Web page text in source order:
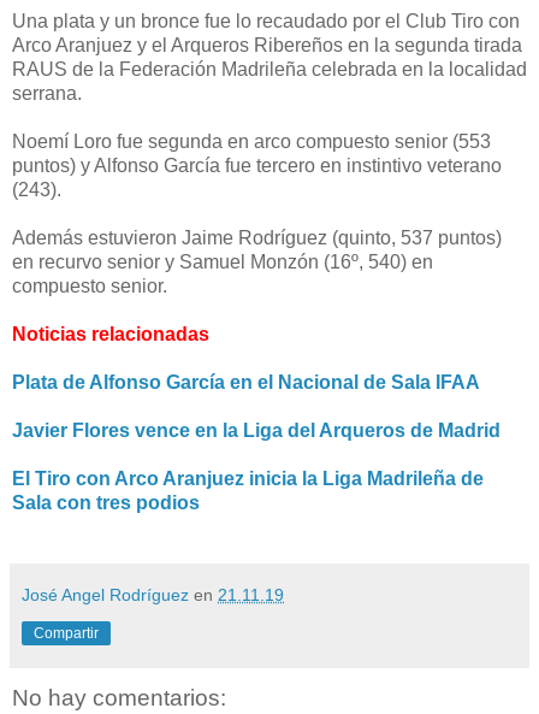
Una plata y un bronce fue lo recaudado por el Club Tiro con
Arco Aranjuez y el Arqueros Ribereños en la segunda tirada
RAUS de la Federación Madrileña celebrada en la localidad
serrana.
Noemí Loro fue segunda en arco compuesto senior (553
puntos) y Alfonso García fue tercero en instintivo veterano
(243).
Además estuvieron Jaime Rodríguez (quinto, 537 puntos)
en recurvo senior y Samuel Monzón (16º, 540) en
compuesto senior.
Noticias relacionadas
Plata de Alfonso García en el Nacional de Sala IFAA
Javier Flores vence en la Liga del Arqueros de Madrid
El Tiro con Arco Aranjuez inicia la Liga Madrileña de
Sala con tres podios
José Angel Rodríguez en 21.11.19
Compartir
No hay comentarios: